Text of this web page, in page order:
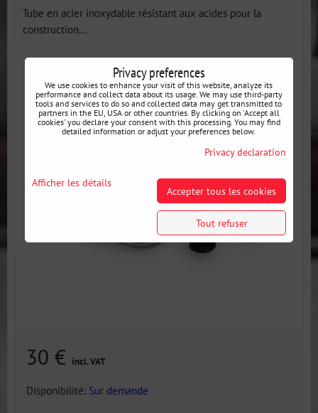
Tube en acier inoxydable résistant aux acides pour la
construction...
30 € incl. VAT
Disponibilité: Sur demande
Privacy preferences
We use cookies to enhance your visit of this website, analyze its
performance and collect data about its usage. We may use third-party
tools and services to do so and collected data may get transmitted to
partners in the EU, USA or other countries. By clicking on 'Accept all
cookies' you declare your consent with this processing. You may find
detailed information or adjust your preferences below.
Privacy declaration
Afficher les détails
Accepter tous les cookies
Tout refuser